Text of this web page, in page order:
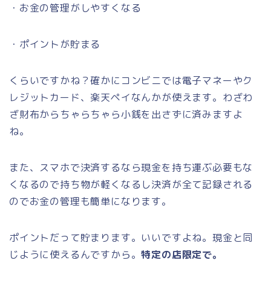
・お金の管理がしやすくなる
・ポイントが貯まる
くらいですかね？確かにコンビニでは電子マネーやク
レジットカード、楽天ペイなんかが使えます。わざわ
ざ財布からちゃらちゃら小銭を出さずに済みますよ
ね。
また、スマホで決済するなら現金を持ち運ぶ必要もな
くなるので持ち物が軽くなるし決済が全て記録される
のでお金の管理も簡単になります。
ポイントだって貯まります。いいですよね。現金と同
じように使えるんですから。特定の店限定で。